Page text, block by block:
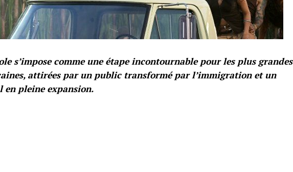
s’impose comme une étape incontournable pour les plus grandes
attirées par un public transformé par l’immigration et un
en pleine expansion.